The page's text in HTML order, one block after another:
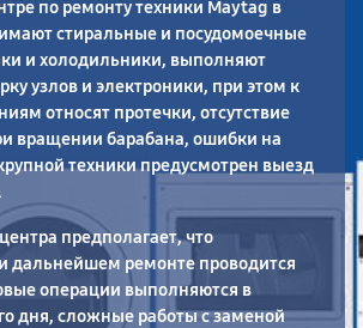
по ремонту техники Maytag в
стиральные и посудомоечные
и холодильники, выполняют
узлов и электроники, при этом к
относят протечки, отсутствие
вращении барабана, ошибки на
техники предусмотрен выезд
предполагает, что
дальнейшем ремонте проводится
операции выполняются в
дня, сложные работы с заменой